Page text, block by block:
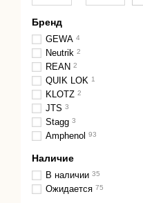
Бренд
GEWA 4
Neutrik 2
REAN 2
QUIK LOK 1
KLOTZ 2
JTS 3
Stagg 3
Amphenol 93
Наличие
В наличии 35
Ожидается 75